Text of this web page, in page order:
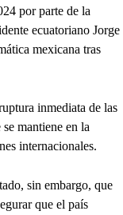
por parte de la
ecuatoriano Jorge
mexicana tras
inmediata de las
mantiene en la
internacionales.
sin embargo, que
que el país